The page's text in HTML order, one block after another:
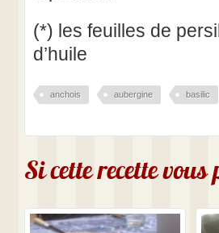
(*) les feuilles de
d’huile
anchois aubergine basilic
Si cette recette